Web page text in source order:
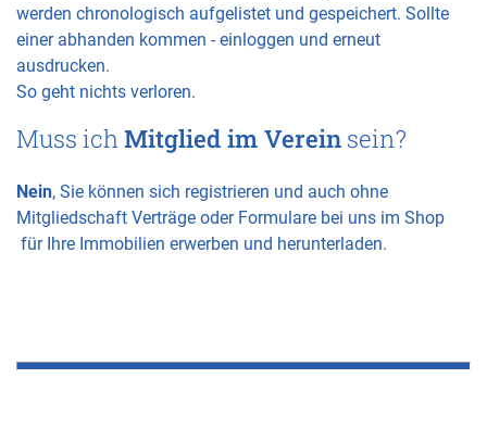
werden chronologisch aufgelistet und gespeichert. Sollte
einer abhanden kommen - einloggen und erneut
ausdrucken.
So geht nichts verloren.
Muss ichMitglied im Verein sein?
Nein, Sie können sich registrieren und auch ohne
Mitgliedschaft Verträge oder Formulare bei uns im Shop
für Ihre Immobilien erwerben und herunterladen.